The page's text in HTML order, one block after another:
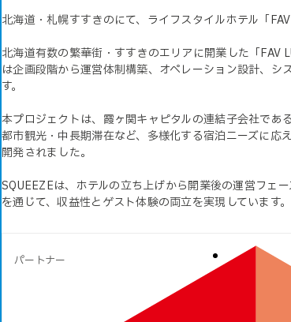
北海道・札幌すすきのにて、ライフスタイルホテル「
北海道有数の繁華街・すすきのエリアに開業した「FAV
は企画段階から運営体制構築、オペレーション設計、シ
す。
本プロジェクトは、霞ヶ関キャピタルの連結子会社で
都市観光・中長期滞在など、多様化する宿泊ニーズに応
開発されました。
SQUEEZEは、ホテルの立ち上げから開業後の運営フェ
を通じて、収益性とゲスト体験の両立を実現しています。
パートナー